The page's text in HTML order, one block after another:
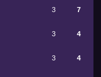
3 7
3 4
3 4